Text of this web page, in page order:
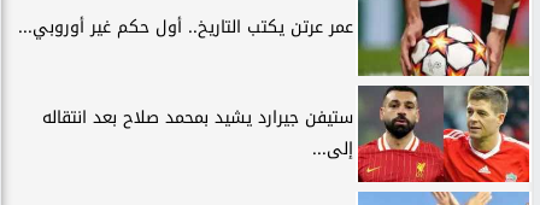
عمر عرتن يكتب التاريخ.. أول حكم غير أوروبي...
ستيفن جيرارد يشيد بمحمد صلاح بعد انتقاله
إلى...